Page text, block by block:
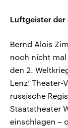
Luftgeister der
Bernd Alois
noch nicht mal
den 2.
Lenz’
russische
Staatstheater
einschlagen –